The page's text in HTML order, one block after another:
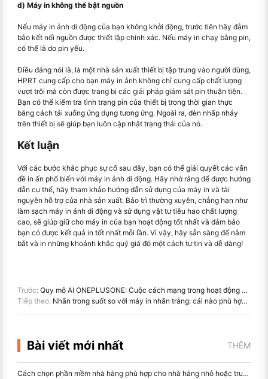
d) Máy in không thể bật nguồn
Nếu máy in ảnh di động của bạn không khởi động, trước tiên hãy đảm
bảo kết nối nguồn được thiết lập chính xác. Nếu máy in chạy bằng pin,
có thể là do pin yếu.
Điều đáng nói là, là một nhà sản xuất thiết bị tập trung vào người dùng,
HPRT cung cấp cho bạn máy in ảnh không chỉ cung cấp chất lượng
vượt trội mà còn được trang bị các giải pháp giám sát pin thuận tiện.
Bạn có thể kiểm tra tình trạng pin của thiết bị trong thời gian thực
bằng cách tải xuống ứng dụng tương ứng. Ngoài ra, đèn nhấp nháy
trên thiết bị sẽ giúp bạn luôn cập nhật trạng thái của nó.
Kết luận
Với các bước khắc phục sự cố sau đây, bạn có thể giải quyết các vấn
đề in ấn phổ biến với máy in ảnh di động. Hãy nhớ rằng để được hướng
dẫn cụ thể, hãy tham khảo hướng dẫn sử dụng của máy in và tài
nguyên hỗ trợ của nhà sản xuất. Bảo trì thường xuyên, chẳng hạn như
làm sạch máy in ảnh di động và sử dụng vật tư tiêu hao chất lượng
cao, sẽ giúp giữ cho máy in của bạn hoạt động tốt nhất và đảm bảo
bạn có được kết quả in tốt nhất mỗi lần. Vì vậy, hãy sẵn sàng để nắm
bắt và in những khoảnh khắc quý giá đó một cách tự tin và dễ dàng!
Trước: Quy mô AI ONEPLUSONE: Cuộc cách mạng trong hoạt động bán lẻ và sự thay đổi trong trải nghiệm siêu thị Xia Shang
Tiếp theo: Nhãn trong suốt so với máy in nhãn trắng: cái nào phù hợp với bạn
Bài viết mới nhất THÊM
Cách chọn phần mềm nhà hàng phù hợp cho nhà hàng nhỏ hoặc trung bình của bạn